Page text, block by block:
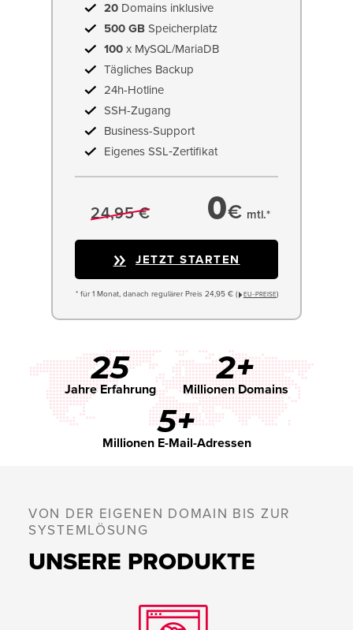
20 Domains inklusive
500 GB Speicherplatz
100 x MySQL/MariaDB
Tägliches Backup
24h-Hotline
SSH-Zugang
Business-Support
Eigenes SSL‑Zertifikat
24,95 € 0€ mtl.*
JETZT STARTEN
* für 1 Monat, danach regulärer Preis 24,95 € ( EU−PREISE)
25
Jahre Erfahrung
2+
Millionen Domains
5+
Millionen E-Mail-Adressen
VON DER EIGENEN DOMAIN BIS ZUR
SYSTEMLÖSUNG
UNSERE PRODUKTE